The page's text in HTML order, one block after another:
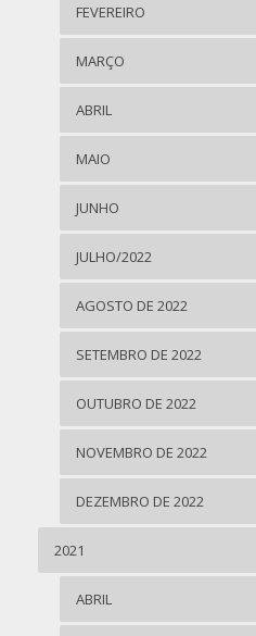
FEVEREIRO
MARÇO
ABRIL
MAIO
JUNHO
JULHO/2022
AGOSTO DE 2022
SETEMBRO DE 2022
OUTUBRO DE 2022
NOVEMBRO DE 2022
DEZEMBRO DE 2022
2021
ABRIL